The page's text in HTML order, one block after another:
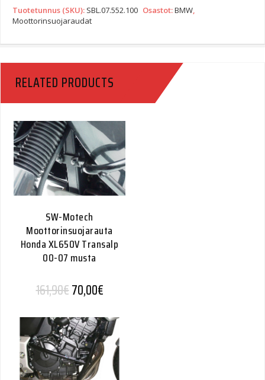
Tuotetunnus (SKU): SBL.07.552.100 Osastot:BMW
Moottorinsuojaraudat
RELATED PRODUCTS
SW-Motech
Moottorinsuojarauta
Honda XL650V Transalp
00-07 musta
161,90€Alkuperäinen hinta oli: 161,90€.
70,00€Nykyinen hinta on: 70,00€.